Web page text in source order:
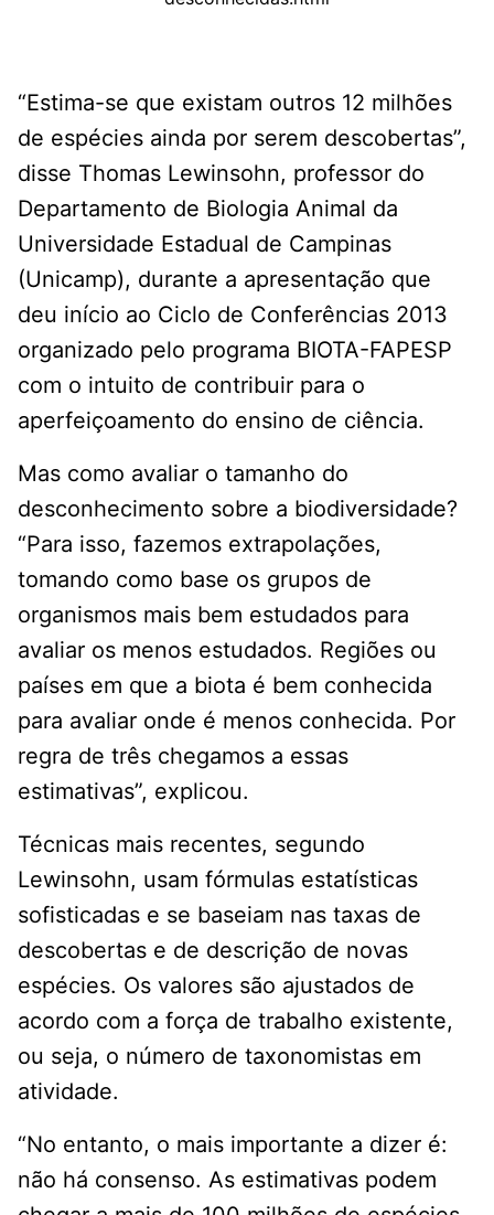
“Estima-se que existam outros 12 milhões
de espécies ainda por serem descobertas”,
disse Thomas Lewinsohn, professor do
Departamento de Biologia Animal da
Universidade Estadual de Campinas
(Unicamp), durante a apresentação que
deu início ao Ciclo de Conferências 2013
organizado pelo programa BIOTA-FAPESP
com o intuito de contribuir para o
aperfeiçoamento do ensino de ciência.
Mas como avaliar o tamanho do
desconhecimento sobre a biodiversidade?
“Para isso, fazemos extrapolações,
tomando como base os grupos de
organismos mais bem estudados para
avaliar os menos estudados. Regiões ou
países em que a biota é bem conhecida
para avaliar onde é menos conhecida. Por
regra de três chegamos a essas
estimativas”, explicou.
Técnicas mais recentes, segundo
Lewinsohn, usam fórmulas estatísticas
sofisticadas e se baseiam nas taxas de
descobertas e de descrição de novas
espécies. Os valores são ajustados de
acordo com a força de trabalho existente,
ou seja, o número de taxonomistas em
atividade.
“No entanto, o mais importante a dizer é:
não há consenso. As estimativas podem